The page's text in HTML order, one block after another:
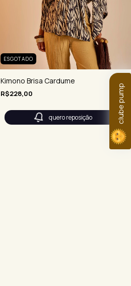
ESGOTADO
Kimono Brisa Cardume
R$228,00
quero reposição clube pump